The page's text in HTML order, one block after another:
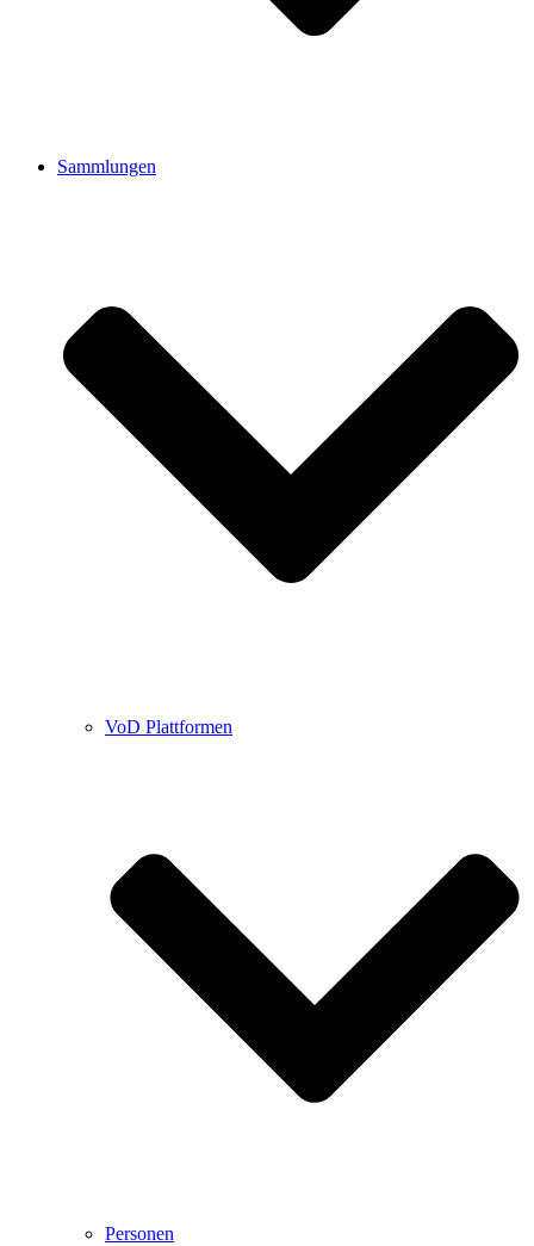
Sammlungen
VoD Plattformen
Personen